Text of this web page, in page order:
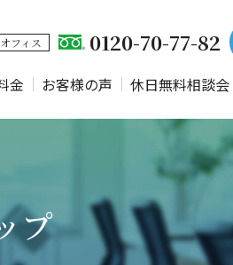
フィス 0120-70-77-82
金 お客様の声 休日無料相談会
プ